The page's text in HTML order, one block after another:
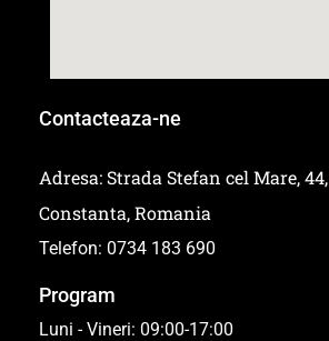
Contacteaza-ne
Adresa: Strada Stefan cel Mare, 44,
Constanta, Romania
Telefon: 0734 183 690
Program
Luni - Vineri: 09:00-17:00